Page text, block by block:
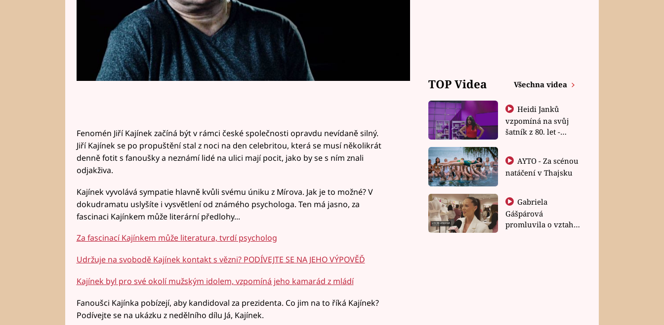
Fenomén Jiří Kajínek začíná být v rámci české společnosti opravdu nevídaně silný.
Jiří Kajínek se po propuštění stal z noci na den celebritou, která se musí několikrát
denně fotit s fanoušky a neznámí lidé na ulici mají pocit, jako by se s ním znali
odjakživa.
Kajínek vyvolává sympatie hlavně kvůli svému úniku z Mírova. Jak je to možné? V
dokudramatu uslyšíte i vysvětlení od známého psychologa. Ten má jasno, za
fascinaci Kajínkem může literární předlohy...
Za fascinací Kajínkem může literatura, tvrdí psycholog
Udržuje na svobodě Kajínek kontakt s vězni? PODÍVEJTE SE NA JEHO VÝPOVĚĎ
Kajínek byl pro své okolí mužským idolem, vzpomíná jeho kamarád z mládí
Fanoušci Kajínka pobízejí, aby kandidoval za prezidenta. Co jim na to říká Kajínek?
Podívejte se na ukázku z nedělního dílu Já, Kajínek.
TOP Videa Všechna videa
Heidi Janků
vzpomíná na svůj
šatník z 80. let -
natáčení v Thajsku
Gabriela
Gášpárová
promluvila o vztahu